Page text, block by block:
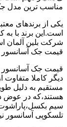
مناسب ترین مدل
یکی از برندهای
است.این برند با
شرکت بلین آلمان
قیمت جک آسانسور
قیمت جک آسانسور
دیگر کاملا
مستقیم به دلیل
هستند،که در عوض
سیم
تلسکوپی آسانسور